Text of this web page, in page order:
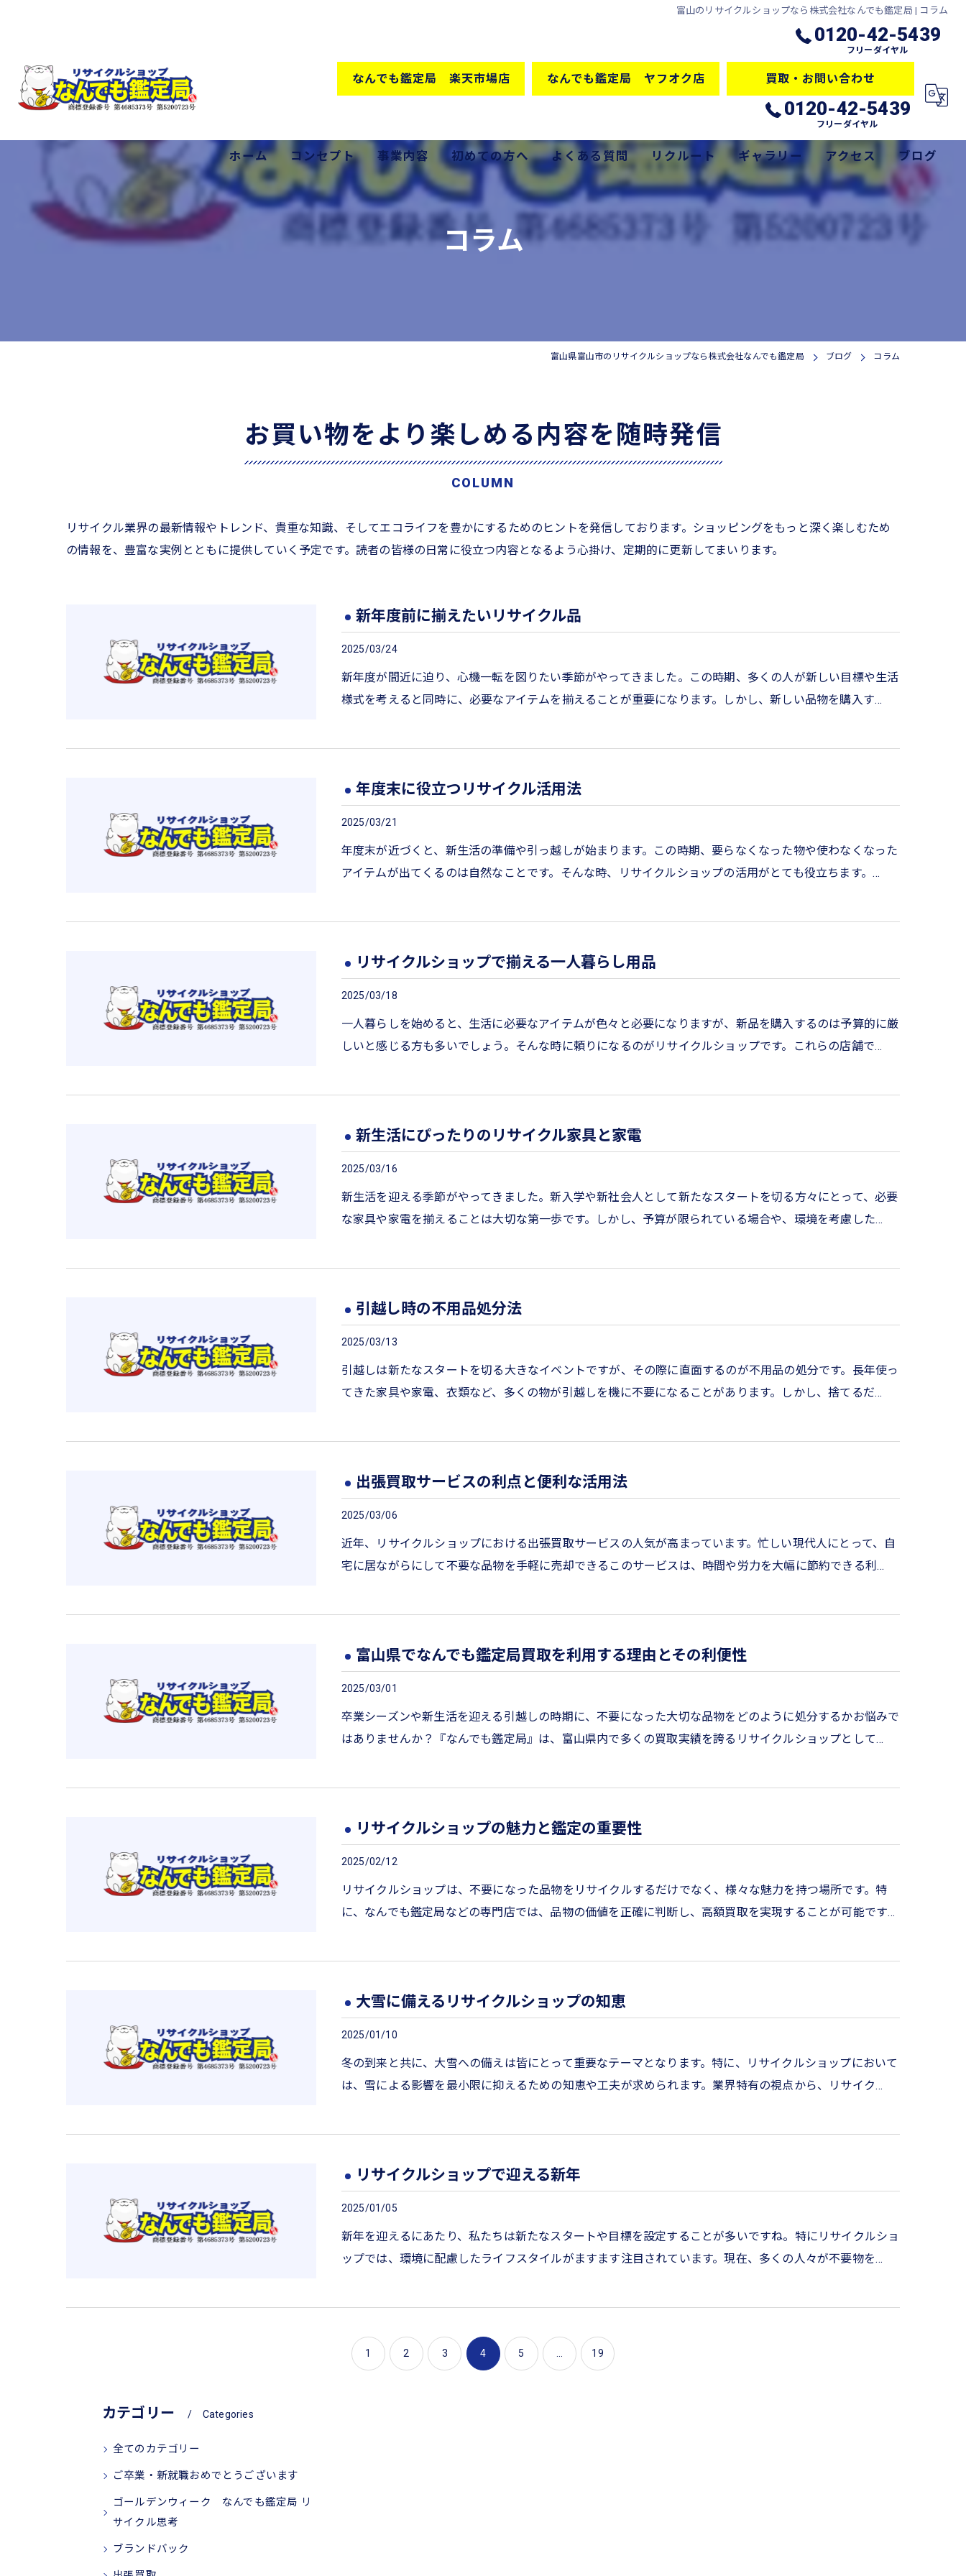
富山のリサイクルショップなら株式会社なんでも鑑定局 | コラム
0120-42-5439
フリーダイヤル
なんでも鑑定局 楽天市場店 なんでも鑑定局 ヤフオク店 買取・お問い合わせ
0120-42-5439
フリーダイヤル
ホーム コンセプト
低価格の秘密
事業内容
買取
販売
初めての方へ よくある質問 リクルート ギャラリー アクセス ブログ
コラム
富山県富山市のリサイクルショップなら株式会社なんでも鑑定局 ブログ コラム
お買い物をより楽しめる内容を随時発信
COLUMN
リサイクル業界の最新情報やトレンド、貴重な知識、そしてエコライフを豊かにするためのヒントを発信しております。ショッピングをもっと深く楽しむため
の情報を、豊富な実例とともに提供していく予定です。読者の皆様の日常に役立つ内容となるよう心掛け、定期的に更新してまいります。
新年度前に揃えたいリサイクル品
2025/03/24
新年度が間近に迫り、心機一転を図りたい季節がやってきました。この時期、多くの人が新しい目標や生活
様式を考えると同時に、必要なアイテムを揃えることが重要になります。しかし、新しい品物を購入す…
年度末に役立つリサイクル活用法
2025/03/21
年度末が近づくと、新生活の準備や引っ越しが始まります。この時期、要らなくなった物や使わなくなった
アイテムが出てくるのは自然なことです。そんな時、リサイクルショップの活用がとても役立ちます。…
リサイクルショップで揃える一人暮らし用品
2025/03/18
一人暮らしを始めると、生活に必要なアイテムが色々と必要になりますが、新品を購入するのは予算的に厳
しいと感じる方も多いでしょう。そんな時に頼りになるのがリサイクルショップです。これらの店舗で…
新生活にぴったりのリサイクル家具と家電
2025/03/16
新生活を迎える季節がやってきました。新入学や新社会人として新たなスタートを切る方々にとって、必要
な家具や家電を揃えることは大切な第一歩です。しかし、予算が限られている場合や、環境を考慮した…
引越し時の不用品処分法
2025/03/13
引越しは新たなスタートを切る大きなイベントですが、その際に直面するのが不用品の処分です。長年使っ
てきた家具や家電、衣類など、多くの物が引越しを機に不要になることがあります。しかし、捨てるだ…
出張買取サービスの利点と便利な活用法
2025/03/06
近年、リサイクルショップにおける出張買取サービスの人気が高まっています。忙しい現代人にとって、自
宅に居ながらにして不要な品物を手軽に売却できるこのサービスは、時間や労力を大幅に節約できる利…
富山県でなんでも鑑定局買取を利用する理由とその利便性
2025/03/01
卒業シーズンや新生活を迎える引越しの時期に、不要になった大切な品物をどのように処分するかお悩みで
はありませんか？『なんでも鑑定局』は、富山県内で多くの買取実績を誇るリサイクルショップとして…
リサイクルショップの魅力と鑑定の重要性
2025/02/12
リサイクルショップは、不要になった品物をリサイクルするだけでなく、様々な魅力を持つ場所です。特
に、なんでも鑑定局などの専門店では、品物の価値を正確に判断し、高額買取を実現することが可能です…
大雪に備えるリサイクルショップの知恵
2025/01/10
冬の到来と共に、大雪への備えは皆にとって重要なテーマとなります。特に、リサイクルショップにおいて
は、雪による影響を最小限に抑えるための知恵や工夫が求められます。業界特有の視点から、リサイク…
リサイクルショップで迎える新年
2025/01/05
新年を迎えるにあたり、私たちは新たなスタートや目標を設定することが多いですね。特にリサイクルショ
ップでは、環境に配慮したライフスタイルがますます注目されています。現在、多くの人々が不要物を…
1 2 3 4 5 19
カテゴリー Categories
全てのカテゴリー
ご卒業・新就職おめでとうございます
ゴールデンウィーク なんでも鑑定局 リ
サイクル思考
ブランドバック